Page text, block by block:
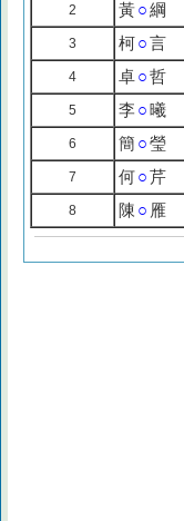
2 黃○綱
3 柯○言
4 卓○哲
5 李○ 曦
6 簡 ○瑩
7 何○芹
8 陳 ○ 雁